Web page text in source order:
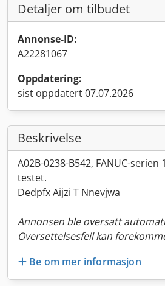
Detaljer om tilbudet
Annonse-ID:
A22281067
Oppdatering:
sist oppdatert 07.07.2026
Beskrivelse
A02B-0238-B542, FANUC-
testet.
Dedpfx Aijzi T Nnevjwa
Annonsen ble oversatt
Oversettelsesfeil kan
Be om mer informasjon